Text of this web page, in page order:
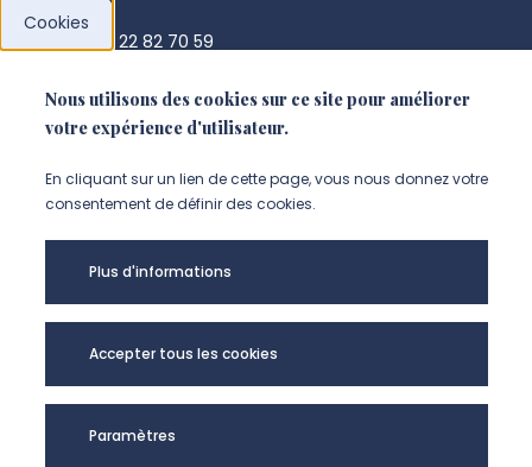
+33 3 22 82 70 59
NOUS CONTACTER
Cookies
Nous utilisons des cookies sur ce site pour améliorer
votre expérience d'utilisateur.
En cliquant sur un lien de cette page, vous nous donnez votre
consentement de définir des cookies.
Plus d'informations
Accepter tous les cookies
Paramètres